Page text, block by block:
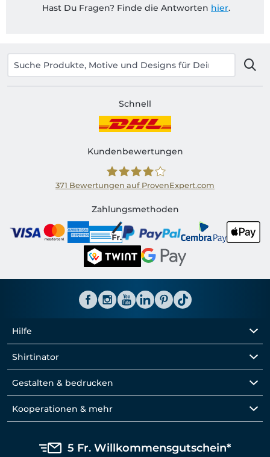
Hast Du Fragen? Finde die Antworten hier.
Schnell
Kundenbewertungen
Shirtinator CH
371 Bewertungen auf ProvenExpert.com
Zahlungsmethoden
Hilfe
Shirtinator
Gestalten & bedrucken
Kooperationen & mehr
5 Fr. Willkommensgutschein*